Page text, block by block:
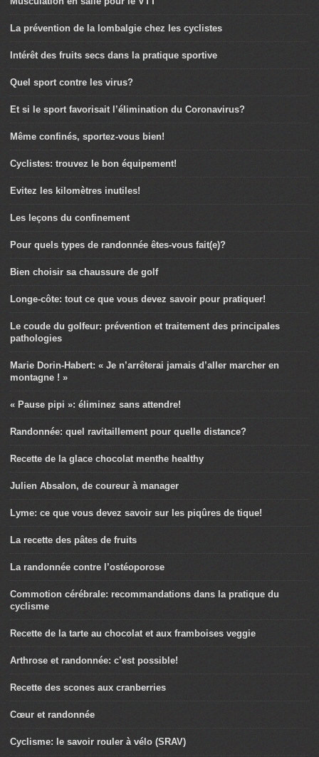
La prévention de la lombalgie chez les cyclistes
Intérêt des fruits secs dans la pratique sportive
Quel sport contre les virus?
Et si le sport favorisait l’élimination du Coronavirus?
Même confinés, sportez-vous bien!
Cyclistes: trouvez le bon équipement!
Evitez les kilomètres inutiles!
Les leçons du confinement
Pour quels types de randonnée êtes-vous fait(e)?
Bien choisir sa chaussure de golf
Longe-côte: tout ce que vous devez savoir pour pratiquer!
Le coude du golfeur: prévention et traitement des principales
pathologies
Marie Dorin-Habert: « Je n’arrêterai jamais d’aller marcher en
montagne ! »
« Pause pipi »: éliminez sans attendre!
Randonnée: quel ravitaillement pour quelle distance?
Recette de la glace chocolat menthe healthy
Julien Absalon, de coureur à manager
Lyme: ce que vous devez savoir sur les piqûres de tique!
La recette des pâtes de fruits
La randonnée contre l’ostéoporose
Commotion cérébrale: recommandations dans la pratique du
cyclisme
Recette de la tarte au chocolat et aux framboises veggie
Arthrose et randonnée: c’est possible!
Recette des scones aux cranberries
Cœur et randonnée
Cyclisme: le savoir rouler à vélo (SRAV)